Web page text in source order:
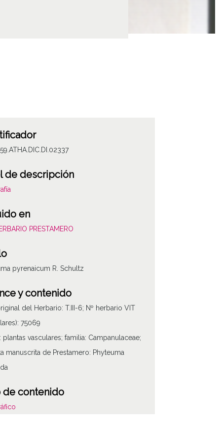
de descripción
en
PRESTAMERO
pyrenaicum R. Schultz
y contenido
del Herbario: T.III-6; Nº herbario VIT
75069
plantas vasculares; familia: Campanulaceae;
manuscrita de Prestamero: Phyteuma
de contenido